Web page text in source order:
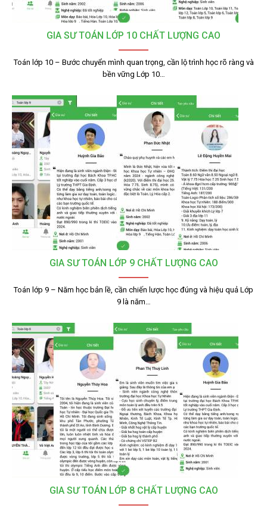
GIA SƯ TOÁN LỚP 10 CHẤT LƯỢNG CAO
Toán lớp 10 – Bước chuyển mình quan trọng, cần lộ trình học rõ ràng và
bền vững Lớp 10…
GIA SƯ TOÁN LỚP 9 CHẤT LƯỢNG CAO
Toán lớp 9 – Năm học bản lề, cần chiến lược học đúng và hiệu quả Lớp
9 là năm…
GIA SƯ TOÁN LỚP 8 CHẤT LƯỢNG CAO